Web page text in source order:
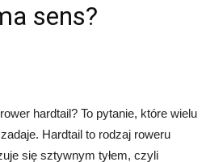
sens?
hardtail? To pytanie, które wielu
Hardtail to rodzaj roweru
się sztywnym tyłem, czyli